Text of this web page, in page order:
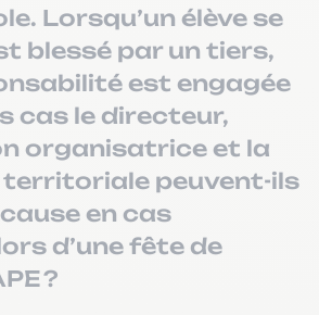
Lorsqu’un élève se
blessé par un tiers,
est engagée
cas le directeur,
organisatrice et la
peuvent-ils
en cas
d’une fête de
?